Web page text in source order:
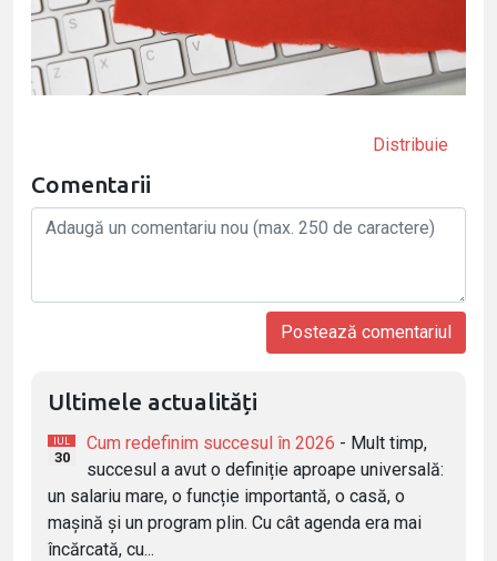
Distribuie
Comentarii
Ultimele actualități
IUL
30
Cum redefinim succesul în 2026 - Mult timp,
succesul a avut o definiție aproape universală:
un salariu mare, o funcție importantă, o casă, o
mașină și un program plin. Cu cât agenda era mai
încărcată, cu...